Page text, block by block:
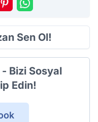
Sen Ol!
Bizi Sosyal
Edin!